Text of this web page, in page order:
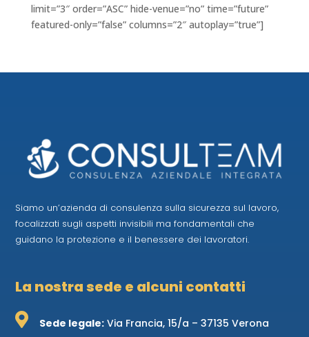
limit=”3″ order=”ASC” hide-venue=”no” time=”future”
featured-only=”false” columns=”2″ autoplay=”true”]
Siamo un’azienda di consulenza sulla sicurezza sul lavoro,
focalizzati sugli aspetti invisibili ma fondamentali che
guidano la protezione e il benessere dei lavoratori.
La nostra sede e alcuni contatti
Sede legale: Via Francia, 15/a – 37135 Verona
